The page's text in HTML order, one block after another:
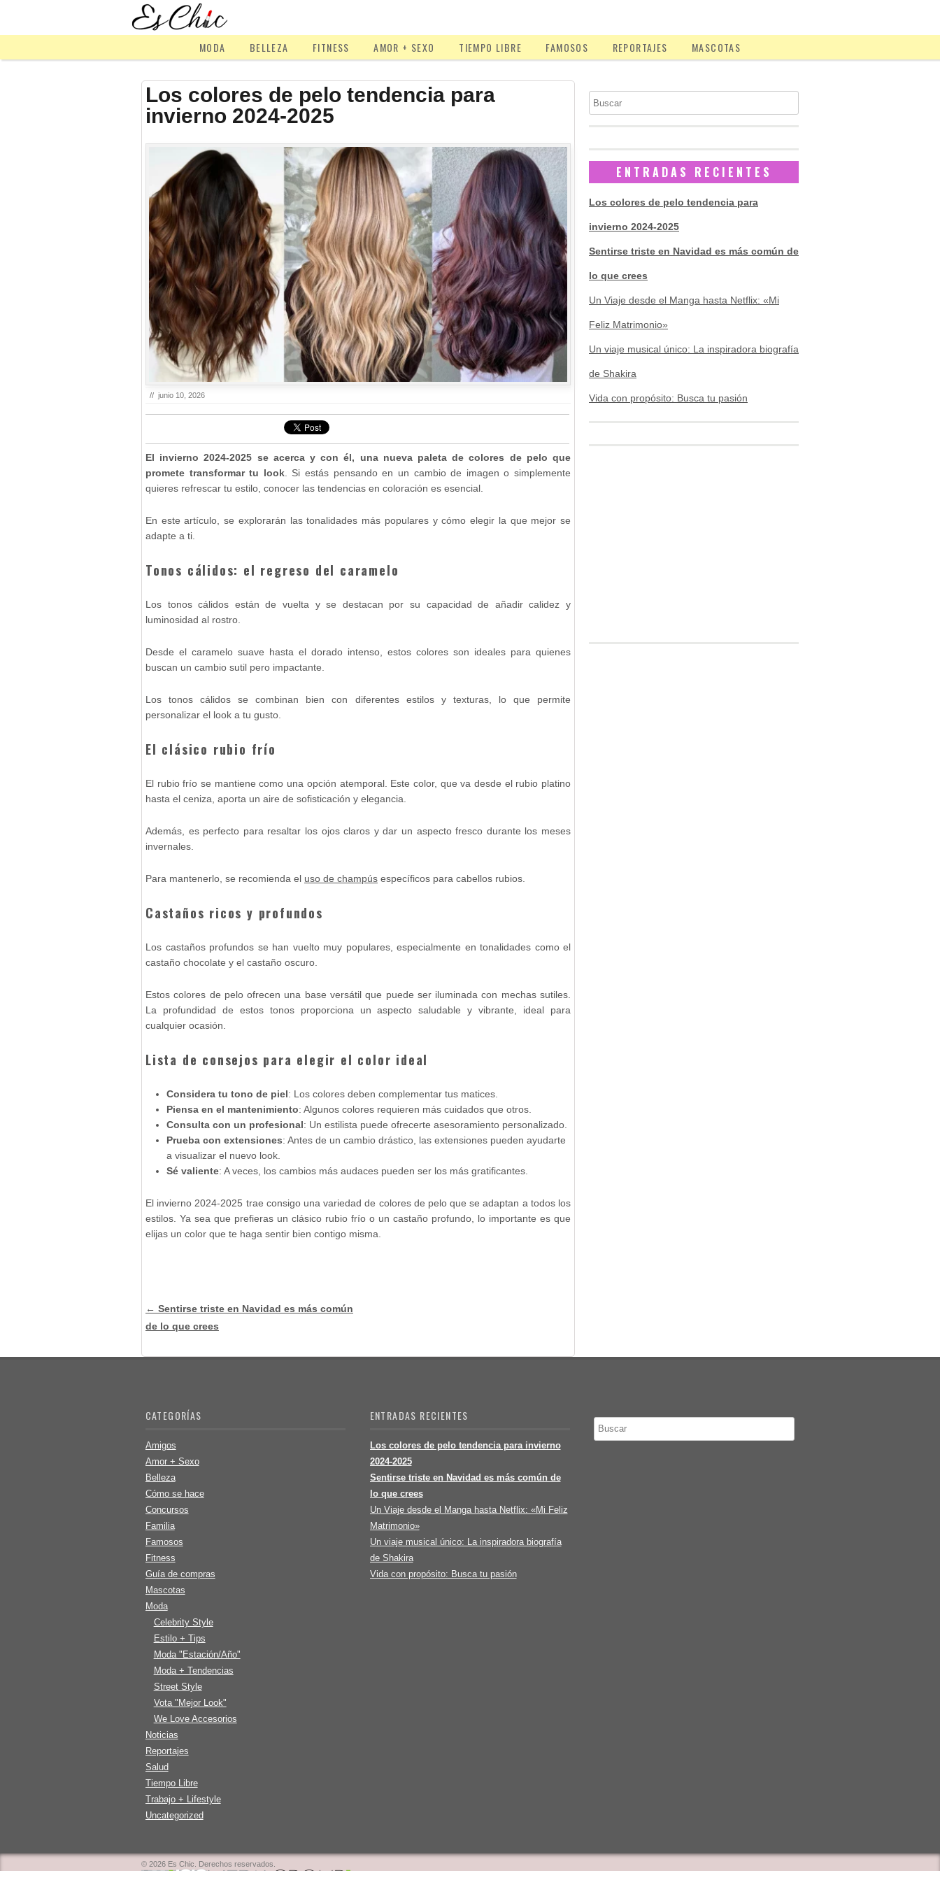
MODA BELLEZA FITNESS AMOR + SEXO TIEMPO LIBRE FAMOSOS REPORTAJES MASCOTAS
Los colores de pelo tendencia para
invierno 2024-2025
// junio 10, 2026
El invierno 2024-2025 se acerca y con él, una nueva paleta de colores de pelo que
promete transformar tu look. Si estás pensando en un cambio de imagen o simplemente
quieres refrescar tu estilo, conocer las tendencias en coloración es esencial.
En este artículo, se explorarán las tonalidades más populares y cómo elegir la que mejor se
adapte a ti.
Tonos cálidos: el regreso del caramelo
Los tonos cálidos están de vuelta y se destacan por su capacidad de añadir calidez y
luminosidad al rostro.
Desde el caramelo suave hasta el dorado intenso, estos colores son ideales para quienes
buscan un cambio sutil pero impactante.
Los tonos cálidos se combinan bien con diferentes estilos y texturas, lo que permite
personalizar el look a tu gusto.
El clásico rubio frío
El rubio frío se mantiene como una opción atemporal. Este color, que va desde el rubio platino
hasta el ceniza, aporta un aire de sofisticación y elegancia.
Además, es perfecto para resaltar los ojos claros y dar un aspecto fresco durante los meses
invernales.
Para mantenerlo, se recomienda el uso de champús específicos para cabellos rubios.
Castaños ricos y profundos
Los castaños profundos se han vuelto muy populares, especialmente en tonalidades como el
castaño chocolate y el castaño oscuro.
Estos colores de pelo ofrecen una base versátil que puede ser iluminada con mechas sutiles.
La profundidad de estos tonos proporciona un aspecto saludable y vibrante, ideal para
cualquier ocasión.
Lista de consejos para elegir el color ideal
Considera tu tono de piel: Los colores deben complementar tus matices.
Piensa en el mantenimiento: Algunos colores requieren más cuidados que otros.
Consulta con un profesional: Un estilista puede ofrecerte asesoramiento personalizado.
Prueba con extensiones: Antes de un cambio drástico, las extensiones pueden ayudarte
a visualizar el nuevo look.
Sé valiente: A veces, los cambios más audaces pueden ser los más gratificantes.
El invierno 2024-2025 trae consigo una variedad de colores de pelo que se adaptan a todos los
estilos. Ya sea que prefieras un clásico rubio frío o un castaño profundo, lo importante es que
elijas un color que te haga sentir bien contigo misma.
Post navigation
← Sentirse triste en Navidad es más común
de lo que crees
Buscar
ENTRADAS RECIENTES
Los colores de pelo tendencia para
invierno 2024-2025
Sentirse triste en Navidad es más común de
lo que crees
Un Viaje desde el Manga hasta Netflix: «Mi
Feliz Matrimonio»
Un viaje musical único: La inspiradora biografía
de Shakira
Vida con propósito: Busca tu pasión
CATEGORÍAS
Amigos
Amor + Sexo
Belleza
Cómo se hace
Concursos
Familia
Famosos
Fitness
Guía de compras
Mascotas
Moda
Celebrity Style
Estilo + Tips
Moda "Estación/Año"
Moda + Tendencias
Street Style
Vota "Mejor Look"
We Love Accesorios
Noticias
Reportajes
Salud
Tiempo Libre
Trabajo + Lifestyle
Uncategorized
ENTRADAS RECIENTES
Los colores de pelo tendencia para invierno
2024-2025
Sentirse triste en Navidad es más común de
lo que crees
Un Viaje desde el Manga hasta Netflix: «Mi Feliz
Matrimonio»
Un viaje musical único: La inspiradora biografía
de Shakira
Vida con propósito: Busca tu pasión
Buscar
© 2026 Es Chic. Derechos reservados.